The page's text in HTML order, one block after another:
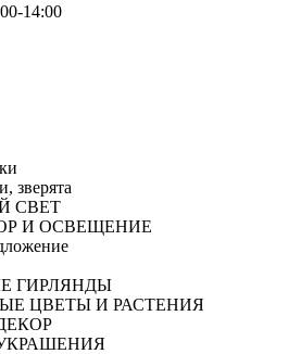
14:00
зверята
СВЕТ
И ОСВЕЩЕНИЕ
ГИРЛЯНДЫ
ЦВЕТЫ И РАСТЕНИЯ